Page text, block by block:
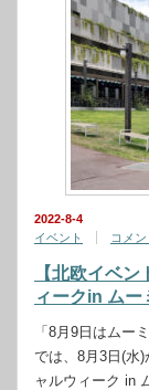
2022-8-4
イベント
コメン
【北欧イベ
ィークin ムー
「8月9日はムー
では、8月3日(水
ャルウィーク in